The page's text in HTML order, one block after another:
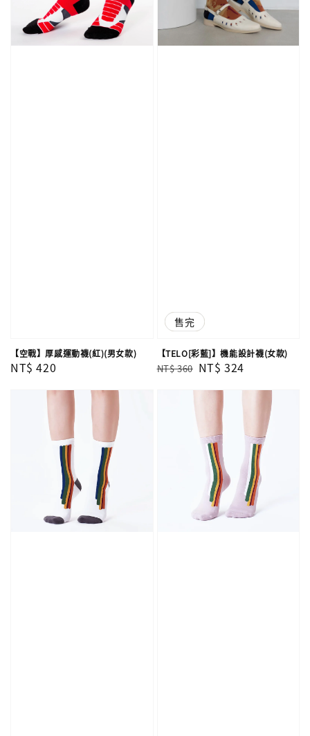
【空戰】厚感運動襪(紅)(男女款)
Regular
NT$ 420
優惠
售完
【TELO[彩藍]】機能設計襪(女款)
Regular
NT$ 360 Sale
NT$ 324